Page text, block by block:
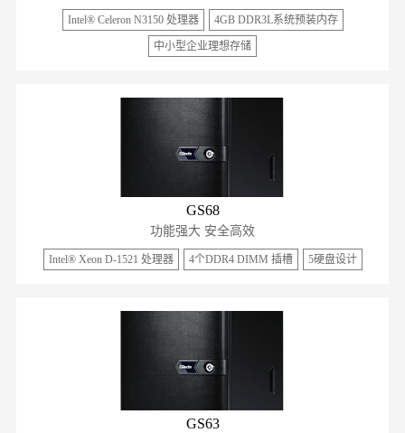
Intel® Celeron N3150 处理器 4GB DDR3L系统预装内存
中小型企业理想存储
GS68
功能强大 安全高效
Intel® Xeon D-1521 处理器 4个DDR4 DIMM 插槽 5硬盘设计
GS63